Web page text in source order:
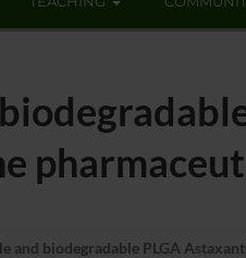
and biodegradable PLGA